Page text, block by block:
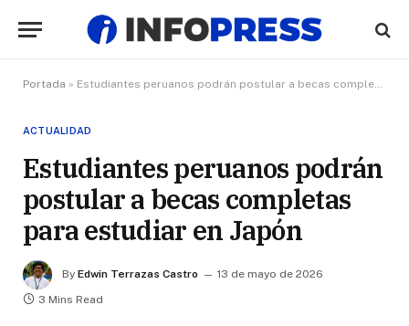
Portada » Estudiantes peruanos podrán postular a becas completas para estudiar en Japón
ACTUALIDAD
Estudiantes peruanos podrán
postular a becas completas
para estudiar en Japón
By Edwin Terrazas Castro
13 de mayo de 2026
3 Mins Read